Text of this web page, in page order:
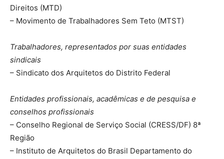
Direitos (MTD)
– Movimento de Trabalhadores Sem Teto (MTST)
Trabalhadores, representados por suas entidades
sindicais
– Sindicato dos Arquitetos do Distrito Federal
Entidades profissionais, acadêmicas e de pesquisa e
conselhos profissionais
– Conselho Regional de Serviço Social (CRESS/DF) 8ª
Região
– Instituto de Arquitetos do Brasil Departamento do